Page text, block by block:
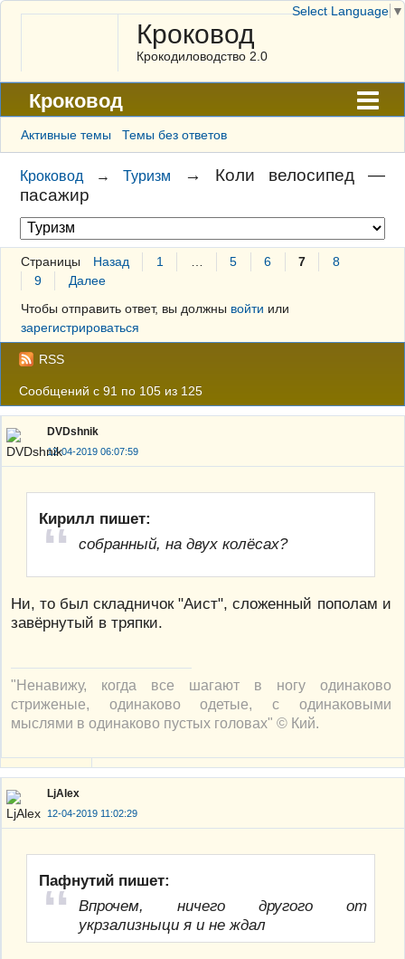
Кроковод
Крокодиловодство 2.0
Кроковод
Форум
Архив
ГАЛЕРЕЯ
Правила
Поиск
Регистрация
Вход
Активные темы Темы без ответов
Кроковод →Туризм → Коли велосипед —
пасажир
Страницы Назад 1 5 6 7
8
9
Далее
Чтобы отправить ответ, вы должны войти или
зарегистрироваться
RSS
Сообщений с 91 по 105 из 125
DVDshnik
12-04-2019 06:07:59
Кирилл пишет:
собранный, на двух колёсах?
Ни, то был складничок "Аист", сложенный пополам и
завёрнутый в тряпки.
"Ненавижу, когда все шагают в ногу одинаково
стриженые, одинаково одетые, с одинаковыми
мыслями в одинаково пустых головах" © Кий.
LjAlex
12-04-2019 11:02:29
Пафнутий пишет:
Впрочем, ничего другого от
укрзализныци я и не ждал
Select Language ▼